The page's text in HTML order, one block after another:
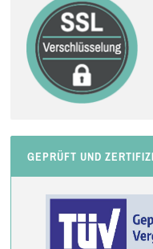
GEPRÜFT UND